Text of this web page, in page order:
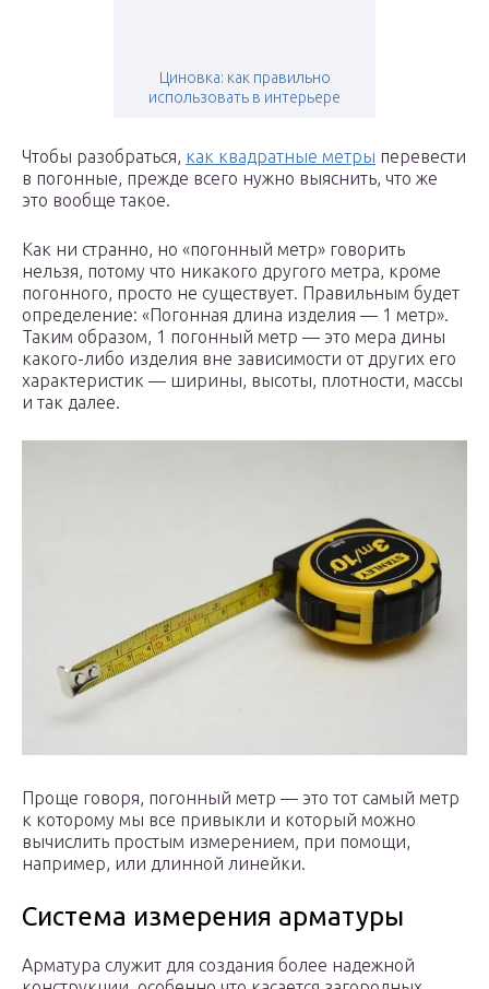
Циновка: как правильно
использовать в интерьере
Чтобы разобраться, как квадратные метры перевести
в погонные, прежде всего нужно выяснить, что же
это вообще такое.
Как ни странно, но «погонный метр» говорить
нельзя, потому что никакого другого метра, кроме
погонного, просто не существует. Правильным будет
определение: «Погонная длина изделия — 1 метр».
Таким образом, 1 погонный метр — это мера дины
какого-либо изделия вне зависимости от других его
характеристик — ширины, высоты, плотности, массы
и так далее.
Проще говоря, погонный метр — это тот самый метр
к которому мы все привыкли и который можно
вычислить простым измерением, при помощи,
например, или длинной линейки.
Система измерения арматуры
Арматура служит для создания более надежной